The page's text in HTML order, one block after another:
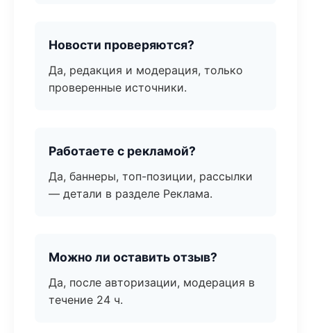
Новости проверяются?
Да, редакция и модерация, только
проверенные источники.
Работаете с рекламой?
Да, баннеры, топ-позиции, рассылки
— детали в разделе Реклама.
Можно ли оставить отзыв?
Да, после авторизации, модерация в
течение 24 ч.